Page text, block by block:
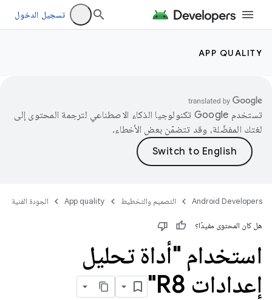
تسجيل الدخول
APP QUALITY
تستخدم Google تكنولوجيا الذكاء الاصطناعي لترجمة المحتوى إلى
لغتك المفضّلة، وقد تتضمّن بعض الأخطاء.
Android Developers التصميم والتخطيط App quality الجودة الفنية
هل كان المحتوى مفيدًا؟
استخدام "أداة تحليل
إعدادات R8"